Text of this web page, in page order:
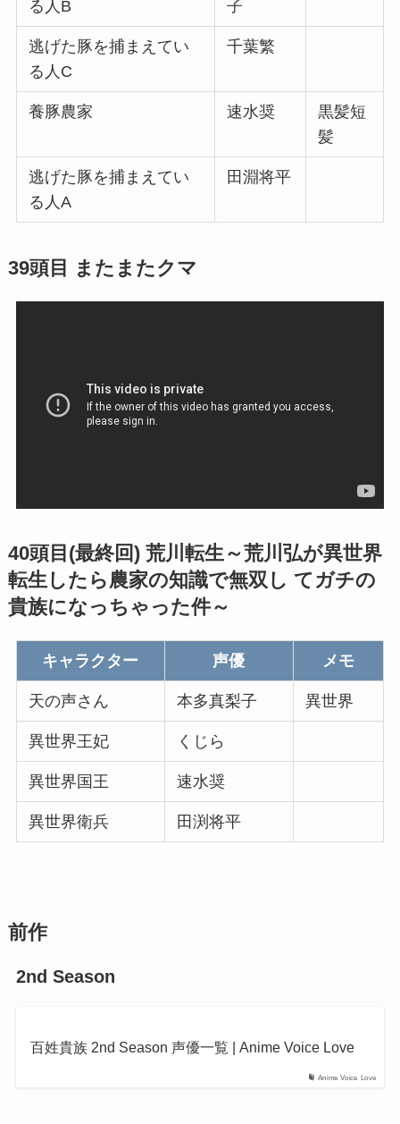
る人B 子
逃げた豚を捕まえてい
る人C
千葉繁
養豚農家 速水奨
黒髪短
髪
逃げた豚を捕まえてい
る人A
田淵将平
39頭目 またまたクマ
40頭目(最終回) 荒川転生～荒川弘が異世界
転生したら農家の知識で無双し てガチの
貴族になっちゃった件～
キャラクター 声優 メモ
天の声さん 本多真梨子 異世界
異世界王妃 くじら
異世界国王 速水奨
異世界衛兵 田渕将平
前作
2nd Season
Anime Voice Love
百姓貴族 2nd Season 声優一覧 | Anime Voice Love